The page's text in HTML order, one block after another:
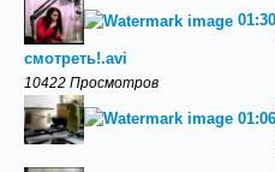
01:30
смотреть!.avi
10422 Просмотров
01:06